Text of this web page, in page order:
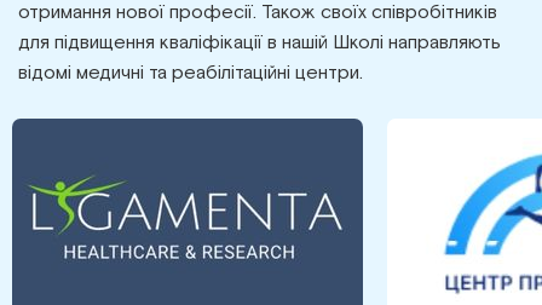
отримання нової професії. Також своїх співробітників
для підвищення кваліфікації в нашій Школі направляють
відомі медичні та реабілітаційні центри.